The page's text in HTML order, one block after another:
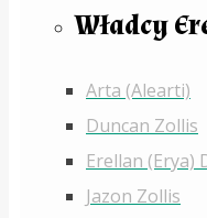
Władcy
Arta (Alearti)
Duncan Zollis
Erellan (Erya)
Jazon Zollis